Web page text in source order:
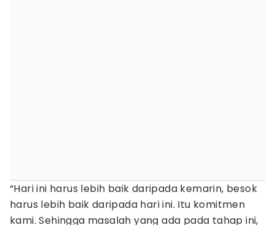
“Hari ini harus lebih baik daripada kemarin, besok
harus lebih baik daripada hari ini. Itu komitmen
kami. Sehingga masalah yang ada pada tahap ini,